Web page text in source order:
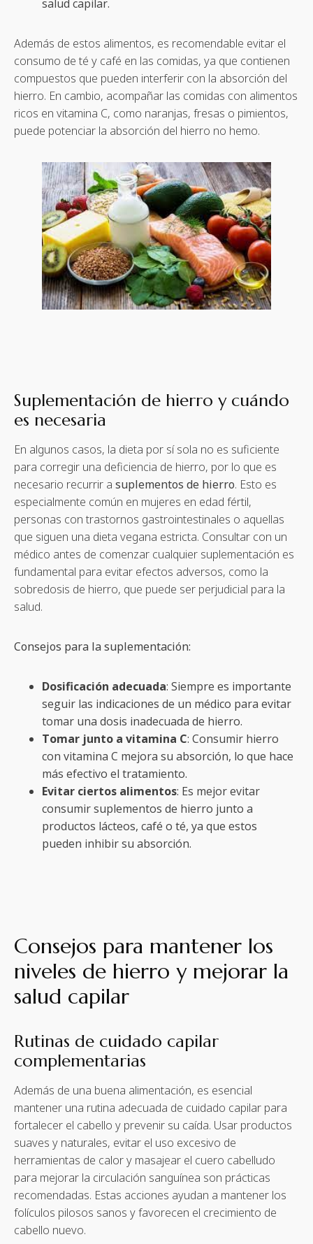
salud capilar.
Además de estos alimentos, es recomendable evitar el
consumo de té y café en las comidas, ya que contienen
compuestos que pueden interferir con la absorción del
hierro. En cambio, acompañar las comidas con alimentos
ricos en vitamina C, como naranjas, fresas o pimientos,
puede potenciar la absorción del hierro no hemo.
Suplementación de hierro y cuándo
es necesaria
En algunos casos, la dieta por sí sola no es suficiente
para corregir una deficiencia de hierro, por lo que es
necesario recurrir a suplementos de hierro. Esto es
especialmente común en mujeres en edad fértil,
personas con trastornos gastrointestinales o aquellas
que siguen una dieta vegana estricta. Consultar con un
médico antes de comenzar cualquier suplementación es
fundamental para evitar efectos adversos, como la
sobredosis de hierro, que puede ser perjudicial para la
salud.
Consejos para la suplementación:
Dosificación adecuada: Siempre es importante
seguir las indicaciones de un médico para evitar
tomar una dosis inadecuada de hierro.
Tomar junto a vitamina C: Consumir hierro
con vitamina C mejora su absorción, lo que hace
más efectivo el tratamiento.
Evitar ciertos alimentos: Es mejor evitar
consumir suplementos de hierro junto a
productos lácteos, café o té, ya que estos
pueden inhibir su absorción.
Consejos para mantener los
niveles de hierro y mejorar la
salud capilar
Rutinas de cuidado capilar
complementarias
Además de una buena alimentación, es esencial
mantener una rutina adecuada de cuidado capilar para
fortalecer el cabello y prevenir su caída. Usar productos
suaves y naturales, evitar el uso excesivo de
herramientas de calor y masajear el cuero cabelludo
para mejorar la circulación sanguínea son prácticas
recomendadas. Estas acciones ayudan a mantener los
folículos pilosos sanos y favorecen el crecimiento de
cabello nuevo.